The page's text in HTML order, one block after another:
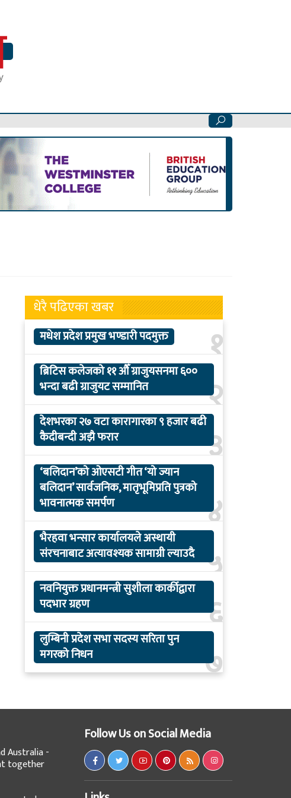
धेरै पढिएका खबर
१
मधेश प्रदेश प्रमुख भण्डारी पदमुक्त
२
ब्रिटिस कलेजको ११ औँ ग्राजुयसनमा ६००
भन्दा बढी ग्राजुयट सम्मानित
३
देशभरका २७ वटा कारागारका ९ हजार बढी
कैदीबन्दी अझै फरार
४
‘बलिदान’को ओएसटी गीत ‘यो ज्यान
बलिदान’ सार्वजनिक, मातृभूमिप्रति पुत्रको
भावनात्मक समर्पण
५
भैरहवा भन्सार कार्यालयले अस्थायी
संरचनाबाट अत्यावश्यक सामाग्री ल्याउदै
६
नवनियुक्त प्रधानमन्त्री सुशीला कार्कीद्वारा
पदभार ग्रहण
७
लुम्बिनी प्रदेश सभा सदस्य सरिता पुन
मगरको निधन
Australia -
together
Follow Us on Social Media